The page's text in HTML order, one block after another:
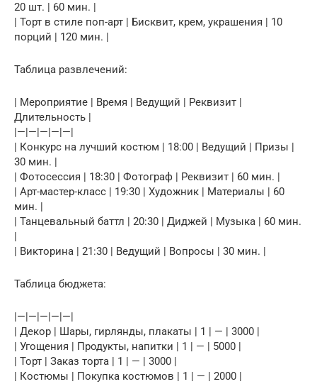
20 шт. | 60 мин. |
| Торт в стиле поп-арт | Бисквит, крем, украшения | 10
порций | 120 мин. |
Таблица развлечений:
| Мероприятие | Время | Ведущий | Реквизит |
Длительность |
|—|—|—|—|—|
| Конкурс на лучший костюм | 18:00 | Ведущий | Призы |
30 мин. |
| Фотосессия | 18:30 | Фотограф | Реквизит | 60 мин. |
| Арт-мастер-класс | 19:30 | Художник | Материалы | 60
мин. |
| Танцевальный баттл | 20:30 | Диджей | Музыка | 60 мин.
|
| Викторина | 21:30 | Ведущий | Вопросы | 30 мин. |
Таблица бюджета:
|—|—|—|—|—|
| Декор | Шары, гирлянды, плакаты | 1 | — | 3000 |
| Угощения | Продукты, напитки | 1 | — | 5000 |
| Торт | Заказ торта | 1 | — | 3000 |
| Костюмы | Покупка костюмов | 1 | — | 2000 |